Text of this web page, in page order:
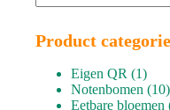
Product
Eigen QR 11
Notenbomen 10
Eetbare bloemen